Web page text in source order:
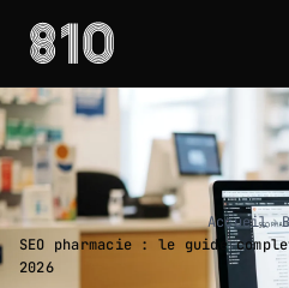
Accueil›
SEO pharmacie : le guide
2026